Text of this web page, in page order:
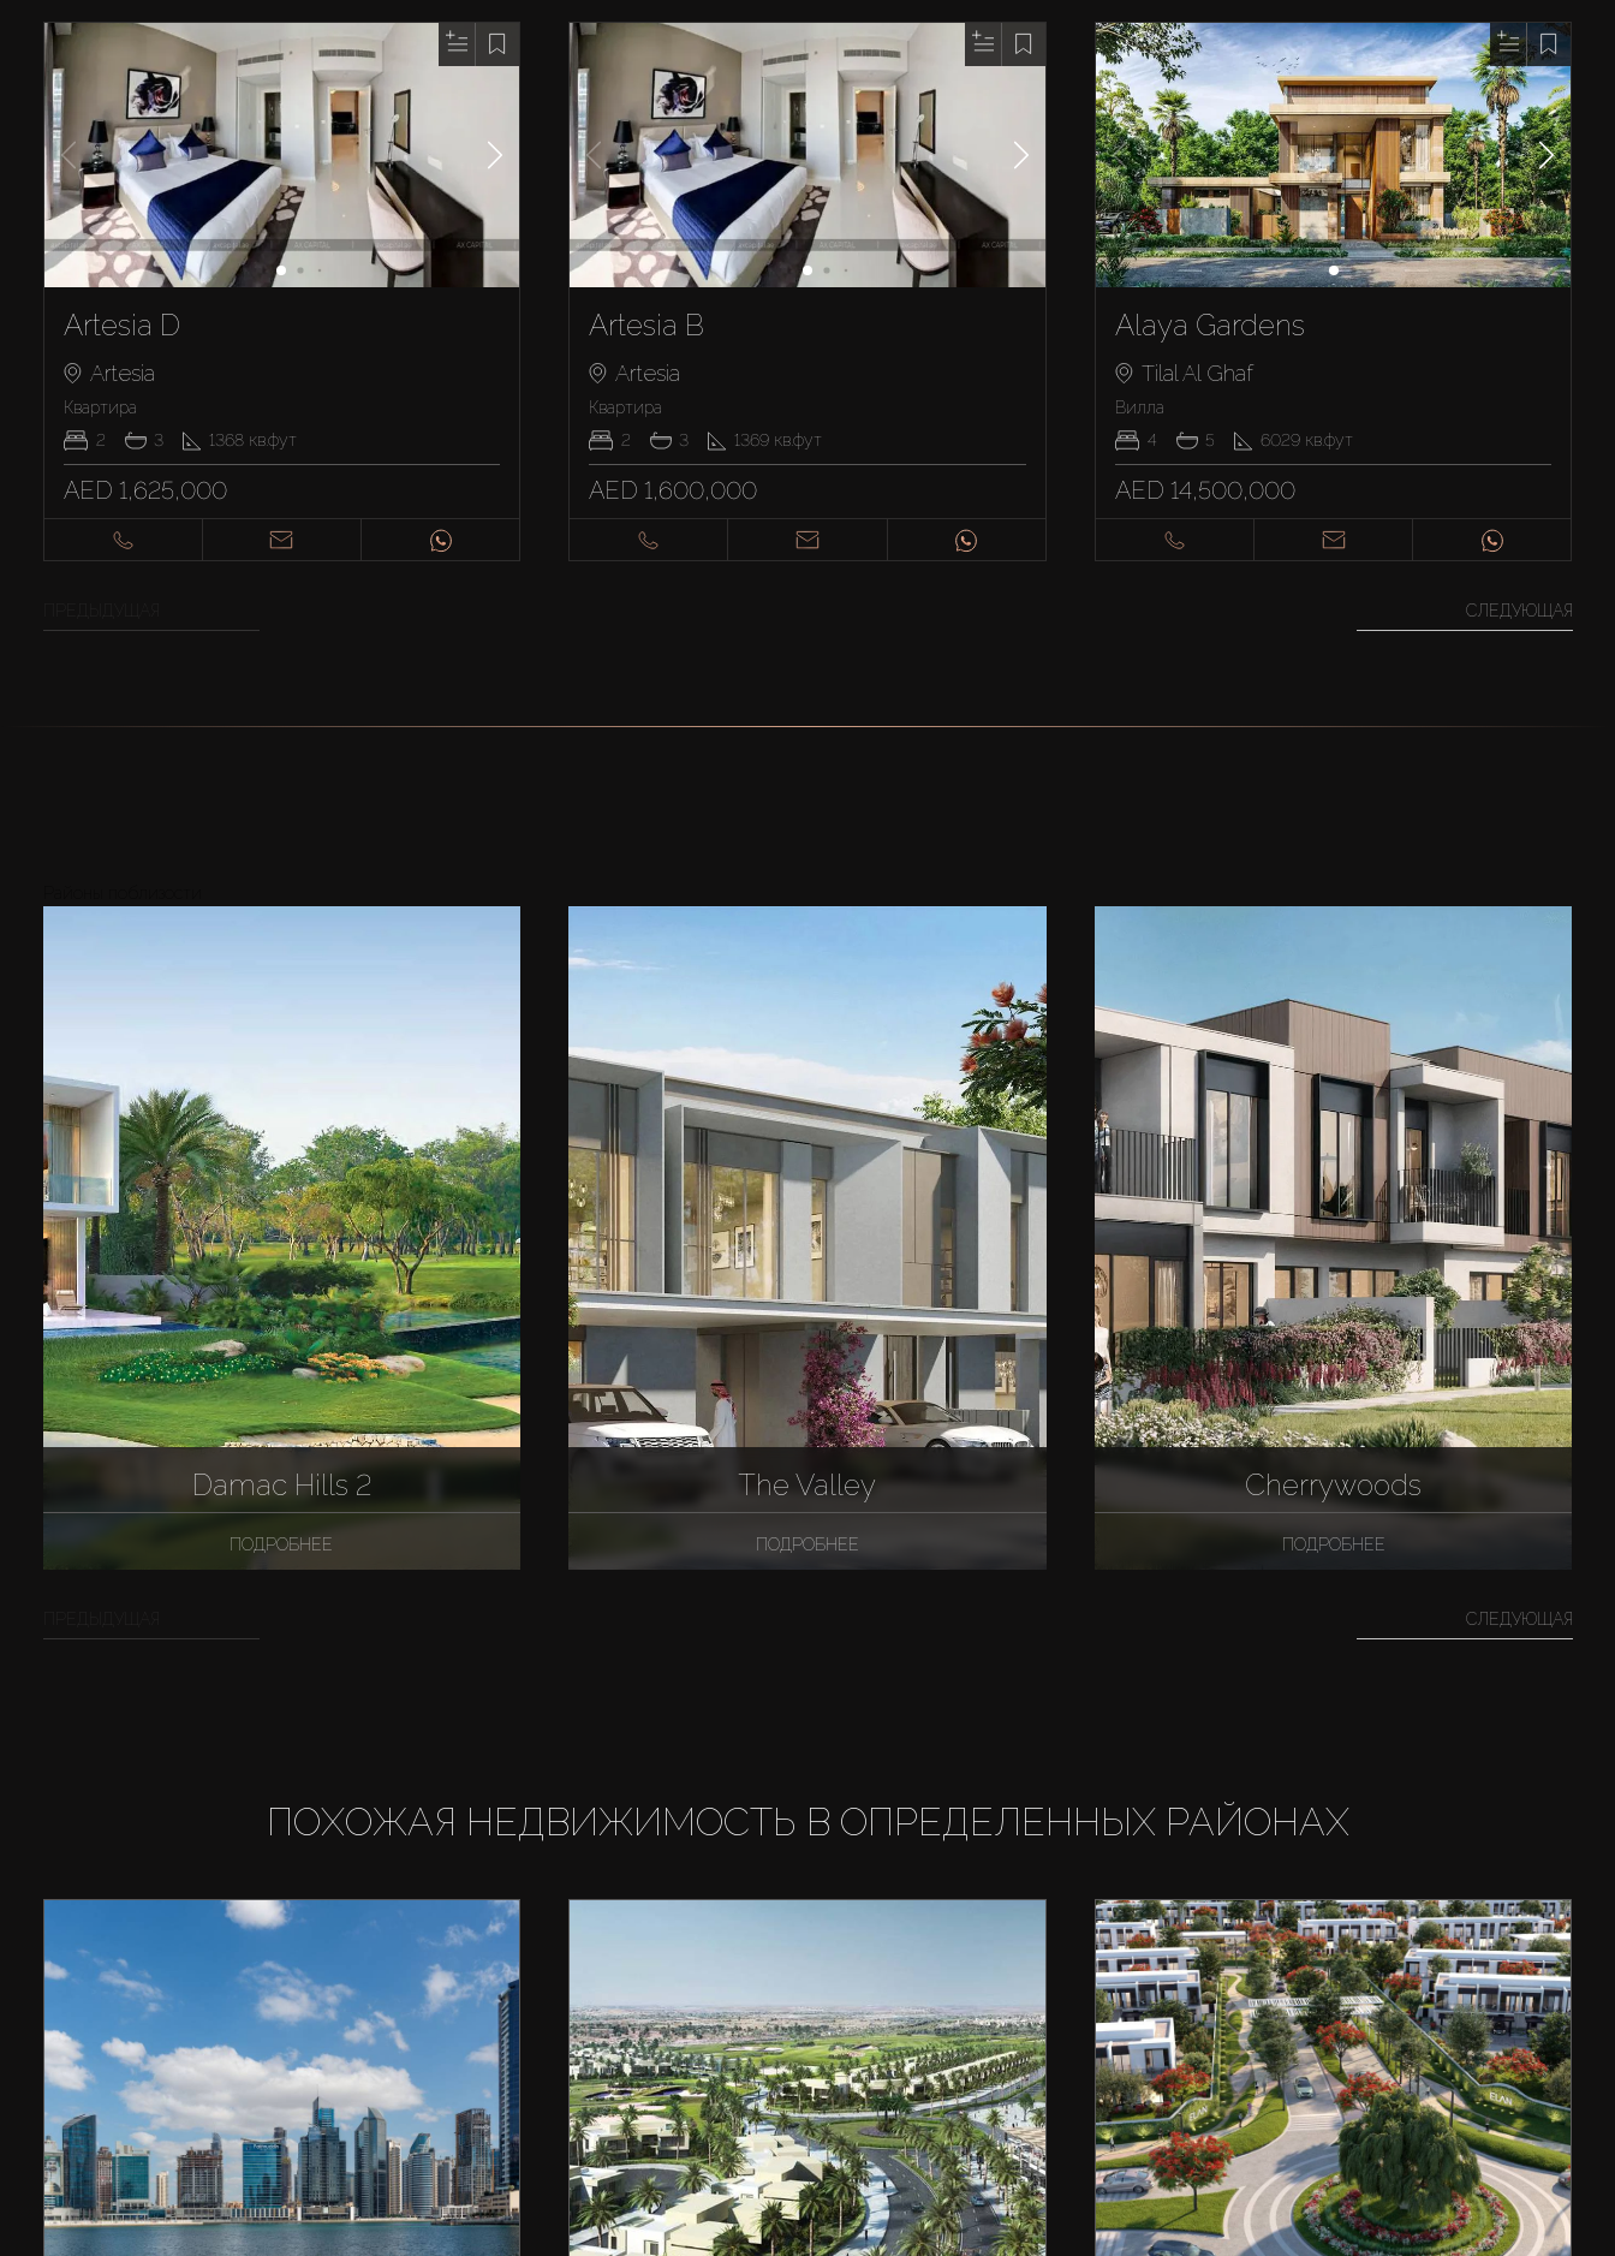
Artesia D
Artesia
Квартира
2
3 1368 кв.фут
AED 1,625,000
Artesia B
Artesia
Квартира
2
3 1369 кв.фут
AED 1,600,000
Alaya Gardens
Tilal Al Ghaf
Вилла
4
5 6029 кв.фут
AED 14,500,000
СЛЕДУЮЩАЯ
Damac Hills 2
ПОДРОБНЕЕ
The Valley
ПОДРОБНЕЕ
Cherrywoods
ПОДРОБНЕЕ
СЛЕДУЮЩАЯ
ПОХОЖАЯ НЕДВИЖИМОСТЬ В ОПРЕДЕЛЕННЫХ РАЙОНАХ